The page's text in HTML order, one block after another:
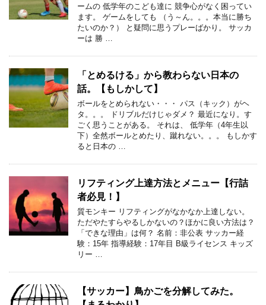
ームの 低学年のこども達に 競争心がなく困ってい
ます。 ゲームをしても （う～ん。。。本当に勝ち
たいのか？） と疑問に思うプレーばかり。 サッカ
ーは 勝 …
「とめるける」から教わらない日本の
話。【もしかして】
ボールをとめられない・・・ パス（キック）がヘ
タ。。。 ドリブルだけじゃダメ？ 最近になり。す
ごく思うことがある。 それは、 低学年（4年生以
下）全然ボールとめたり、蹴れない。。。 もしかす
ると日本の …
リフティング上達方法とメニュー【行詰
者必見！】
質モンキー リフティングがなかなか上達しない。
ただやたすらやるしかないの？ほかに良い方法は？
「できな理由」は何？ 名前：非公表 サッカー経
験：15年 指導経験：17年目 B級ライセンス キッズ
リー …
【サッカー】鳥かごを分解してみた。